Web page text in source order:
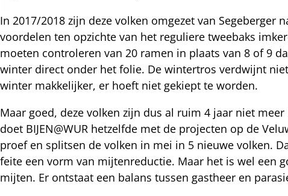
In 2017/2018 zijn deze volken omgezet van
voordelen ten opzichte van het reguliere tweebaks
moeten controleren van 20 ramen in plaats van 8 of 9
winter direct onder het folie. De wintertros verdwijnt
winter makkelijker, er hoeft niet gekiept te worden.
Maar goed, deze volken zijn dus al ruim 4 jaar niet
doet BIJEN@WUR hetzelfde met de projecten op de
proef en splitsen de volken in mei in 5 nieuwe volken.
feite een vorm van mijtenreductie. Maar het is wel een
mijten. Er ontstaat een balans tussen gastheer en